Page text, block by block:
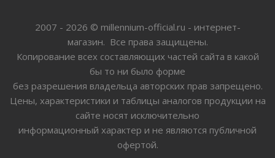
2007 - 2026 © millennium-official.ru - интернет-
магазин. Все права защищены.
Копирование всех составляющих частей сайта в какой
бы то ни было форме
без разрешения владельца авторских прав запрещено.
Цены, характеристики и таблицы аналогов продукции на
сайте носят исключительно
информационный характер и не являются публичной
офертой.